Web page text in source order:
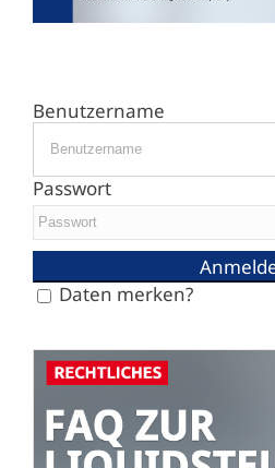
Benutzername
Passwort
Daten merken?